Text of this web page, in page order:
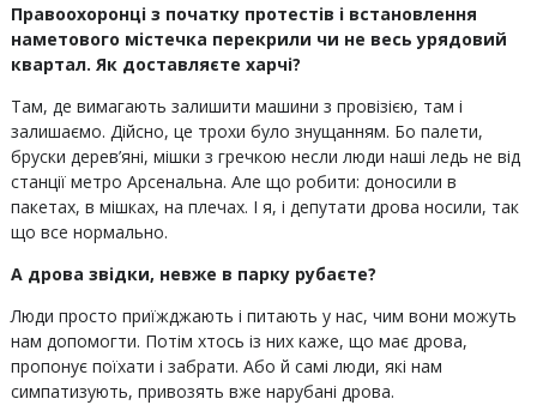
Правоохоронці з початку протестів і встановлення
наметового містечка перекрили чи не весь урядовий
квартал. Як доставляєте харчі?
Там, де вимагають залишити машини з провізією, там і
залишаємо. Дійсно, це трохи було знущанням. Бо палети,
бруски дерев’яні, мішки з гречкою несли люди наші ледь не від
станції метро Арсенальна. Але що робити: доносили в
пакетах, в мішках, на плечах. І я, і депутати дрова носили, так
що все нормально.
А дрова звідки, невже в парку рубаєте?
Люди просто приїжджають і питають у нас, чим вони можуть
нам допомогти. Потім хтось із них каже, що має дрова,
пропонує поїхати і забрати. Або й самі люди, які нам
симпатизують, привозять вже нарубані дрова.